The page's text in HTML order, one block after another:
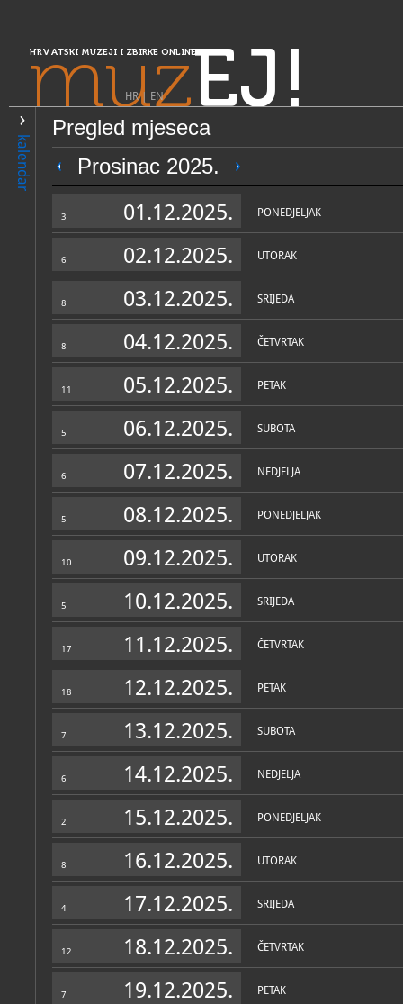
HRVATSKI MUZEJI I ZBIRKE ONLINE
muzEJ!
HR| EN
kalendar
Pregled mjeseca
Prosinac 2025.
3 01.12.2025. PONEDJELJAK
6 02.12.2025. UTORAK
8 03.12.2025. SRIJEDA
8 04.12.2025. ČETVRTAK
11 05.12.2025. PETAK
5 06.12.2025. SUBOTA
6 07.12.2025. NEDJELJA
5 08.12.2025. PONEDJELJAK
10 09.12.2025. UTORAK
5 10.12.2025. SRIJEDA
17 11.12.2025. ČETVRTAK
18 12.12.2025. PETAK
7 13.12.2025. SUBOTA
6 14.12.2025. NEDJELJA
2 15.12.2025. PONEDJELJAK
8 16.12.2025. UTORAK
4 17.12.2025. SRIJEDA
12 18.12.2025. ČETVRTAK
7 19.12.2025. PETAK
PRETRAŽIVANJE
Središnja Hrvatska
Gradski muzej Bakar
OPĆI PODACI
Muzej
Marochino, a smješten
stoljeća stare palače
zbirka, kulturno-
funkciji, čeka obnovu ili
Zbirke
OSTALE ZBIRKE
MUZEJSKE ZBIRKE
Arheološka
Kulturno-povijesna
povijesna
Povijesna
Tehnička
umjetnička
umjetnička